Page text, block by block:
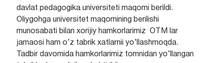
davlat pedagogika universiteti maqomi berildi.
Oliygohga universitet maqomining berilishi
munosabati bilan xorijiy hamkorlarimiz OTM lar
jamaosi ham o‘z tabrik xatlarnii yo‘llashmoqda.
Tadbir davomida hamkorlarimiz tomnidan yo‘llangan